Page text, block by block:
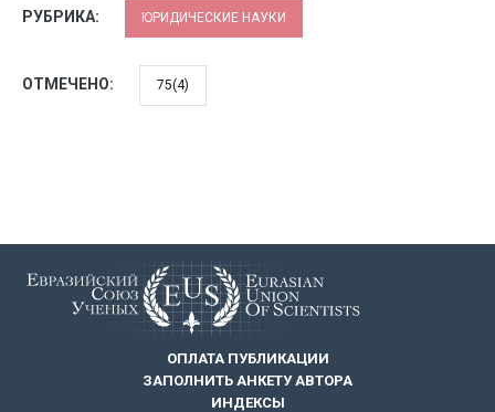
РУБРИКА: ЮРИДИЧЕСКИЕ НАУКИ
ОТМЕЧЕНО: 75(4)
ОПЛАТА ПУБЛИКАЦИИ
ЗАПОЛНИТЬ АНКЕТУ АВТОРА
ИНДЕКСЫ